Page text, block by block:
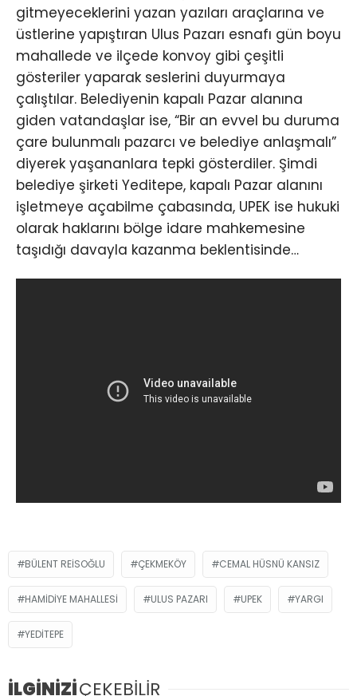
gitmeyeceklerini yazan yazıları araçlarına ve
üstlerine yapıştıran Ulus Pazarı esnafı gün boyu
mahallede ve ilçede konvoy gibi çeşitli
gösteriler yaparak seslerini duyurmaya
çalıştılar. Belediyenin kapalı Pazar alanına
giden vatandaşlar ise, “Bir an evvel bu duruma
çare bulunmalı pazarcı ve belediye anlaşmalı”
diyerek yaşananlara tepki gösterdiler. Şimdi
belediye şirketi Yeditepe, kapalı Pazar alanını
işletmeye açabilme çabasında, UPEK ise hukuki
olarak haklarını bölge idare mahkemesine
taşıdığı davayla kazanma beklentisinde…
BÜLENT REISOĞLU ÇEKMEKÖY CEMAL HÜSNÜ KANSIZ
HAMIDIYE MAHALLESI ULUS PAZARI UPEK YARGI
YEDITEPE
İLGİNİZİÇEKEBİLİR